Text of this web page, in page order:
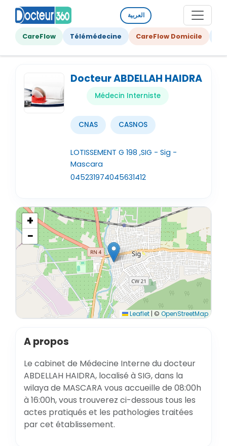
العربية
CareFlow Télémédecine CareFlow Domicile
Docteur ABDELLAH HAIDRA
Médecin Interniste
CNAS CASNOS
LOTISSEMENT G 198 ,SIG - Sig -
Mascara
045231974045631412
+
−
Leaflet | © OpenStreetMap
A propos
Le cabinet de Médecine Interne du docteur
ABDELLAH HAIDRA, localisé à SIG, dans la
wilaya de MASCARA vous accueille de 08:00h
à 16:00h, vous trouverez ci-dessous tous les
actes pratiqués et les pathologies traitées
par cet établissement.